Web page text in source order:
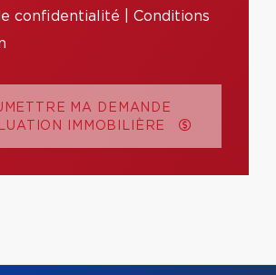
confidentialité
Conditions
MA DEMANDE
IMMOBILIÈRE